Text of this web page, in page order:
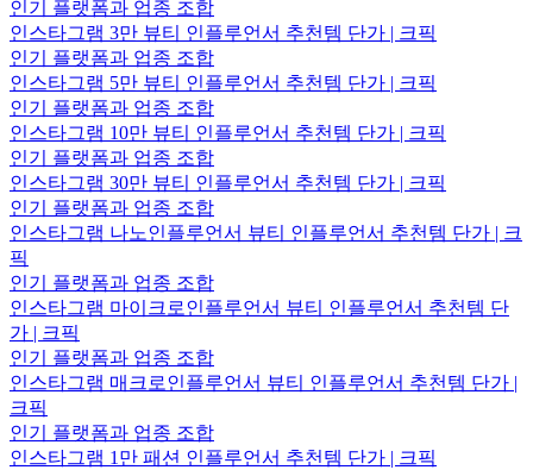
인기 플랫폼과 업종 조합
인스타그램 3만 뷰티 인플루언서 추천템 단가 | 크픽
인기 플랫폼과 업종 조합
인스타그램 5만 뷰티 인플루언서 추천템 단가 | 크픽
인기 플랫폼과 업종 조합
인스타그램 10만 뷰티 인플루언서 추천템 단가 | 크픽
인기 플랫폼과 업종 조합
인스타그램 30만 뷰티 인플루언서 추천템 단가 | 크픽
인기 플랫폼과 업종 조합
인스타그램 나노인플루언서 뷰티 인플루언서 추천템 단가 | 크
픽
인기 플랫폼과 업종 조합
인스타그램 마이크로인플루언서 뷰티 인플루언서 추천템 단
가 | 크픽
인기 플랫폼과 업종 조합
인스타그램 매크로인플루언서 뷰티 인플루언서 추천템 단가 |
크픽
인기 플랫폼과 업종 조합
인스타그램 1만 패션 인플루언서 추천템 단가 | 크픽